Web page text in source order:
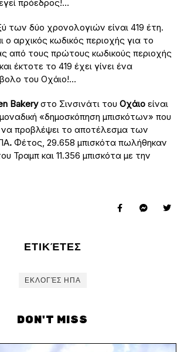
πρόεδρος!…
των δύο χρονολογιών είναι 419 έτη.
ο αρχικός κωδικός περιοχής για το
από τους πρώτους κωδικούς περιοχής
έκτοτε το 419 έχει γίνει ένα
του Οχάιο!…
Bakeryστο Σινσινάτι του Οχάιο είναι
«δημοσκόπηση μπισκότων» που
να προβλέψει το αποτέλεσμα των
.Φέτος, 29.658 μπισκότα πωλήθηκαν
Τραμπ και 11.356 μπισκότα με την
ΕΤΙΚΈΤΕΣ
ΕΚΛΟΓΈΣ ΗΠΑ
DON'T MISS